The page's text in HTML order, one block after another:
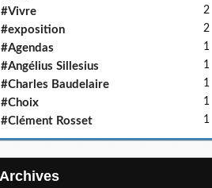
#Vivre 2
#exposition 2
#Agendas 1
#Angélius Sillesius 1
#Charles Baudelaire 1
#Choix 1
#Clément Rosset 1
Archives